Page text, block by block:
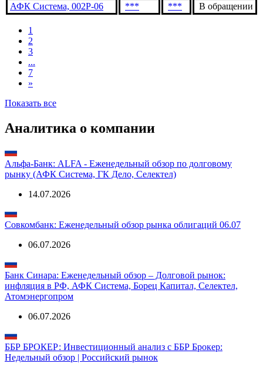
АФК Система, 002P-06
*** *** В обращении
1
2
3
...
7
»
Показать все
Аналитика о компании
Альфа-Банк: ALFA - Еженедельный обзор по долговому
рынку (АФК Система, ГК Дело, Селектел)
14.07.2026
Совкомбанк: Еженедельный обзор рынка облигаций 06.07
06.07.2026
Банк Синара: Еженедельный обзор – Долговой рынок:
инфляция в РФ, АФК Система, Борец Капитал, Селектел,
Атомэнергопром
06.07.2026
ББР БРОКЕР: Инвестиционный анализ с ББР Брокер:
Недельный обзор | Российский рынок